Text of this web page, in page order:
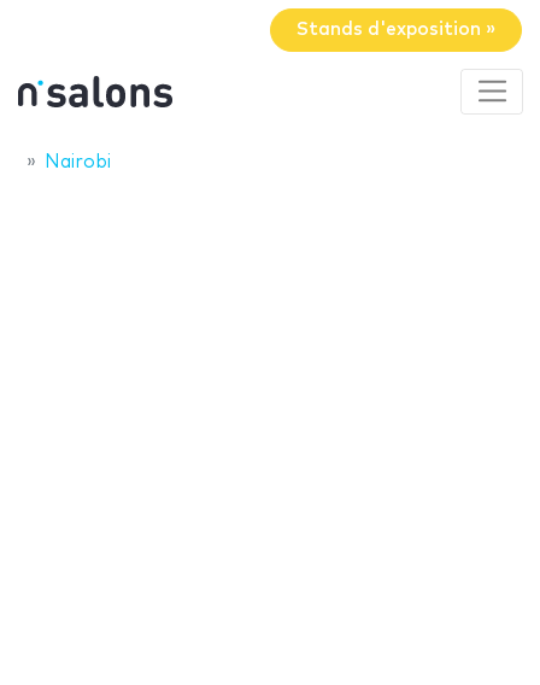
Stands d'exposition »
Nairobi